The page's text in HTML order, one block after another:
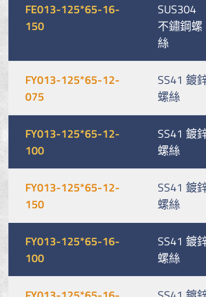
FE013-125*65-16-
150
SUS304
不鏽鋼螺
絲
FY013-125*65-12-
075
SS41 鍍
螺絲
FY013-125*65-12-
100
SS41 鍍
螺絲
FY013-125*65-12-
150
SS41 鍍
螺絲
FY013-125*65-16-
100
SS41 鍍
螺絲